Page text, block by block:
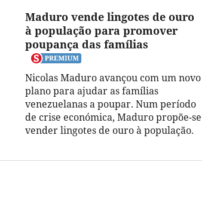
Maduro vende lingotes de ouro
à população para promover
poupança das famílias
Nicolas Maduro avançou com um novo
plano para ajudar as famílias
venezuelanas a poupar. Num período
de crise económica, Maduro propõe-se
vender lingotes de ouro à população.